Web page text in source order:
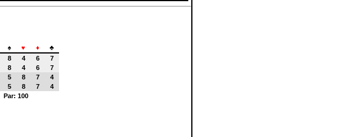
♠ ♥ ♦
♣
8 4 6
7
8 4 6
7
5 8 7
4
5 8 7
4
Par: 100